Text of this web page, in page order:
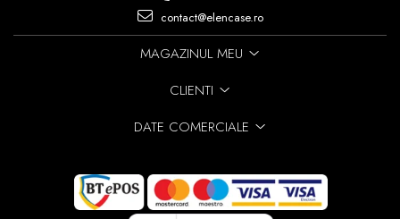
contact@elencase.ro
MAGAZINUL MEU
CLIENTI
DATE COMERCIALE